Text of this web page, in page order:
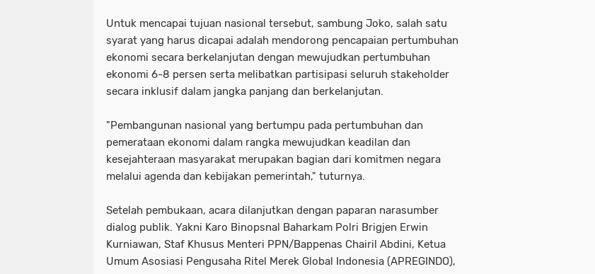
Untuk mencapai tujuan nasional tersebut, sambung Joko, salah satu
syarat yang harus dicapai adalah mendorong pencapaian pertumbuhan
ekonomi secara berkelanjutan dengan mewujudkan pertumbuhan
ekonomi 6-8 persen serta melibatkan partisipasi seluruh stakeholder
secara inklusif dalam jangka panjang dan berkelanjutan.
"Pembangunan nasional yang bertumpu pada pertumbuhan dan
pemerataan ekonomi dalam rangka mewujudkan keadilan dan
kesejahteraan masyarakat merupakan bagian dari komitmen negara
melalui agenda dan kebijakan pemerintah," tuturnya.
Setelah pembukaan, acara dilanjutkan dengan paparan narasumber
dialog publik. Yakni Karo Binopsnal Baharkam Polri Brigjen Erwin
Kurniawan, Staf Khusus Menteri PPN/Bappenas Chairil Abdini, Ketua
Umum Asosiasi Pengusaha Ritel Merek Global Indonesia (APREGINDO),